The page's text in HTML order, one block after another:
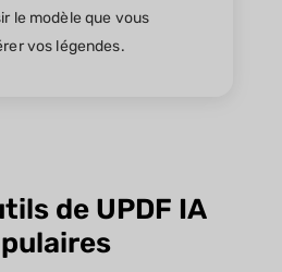
le modèle que vous
vos légendes.
de UPDF IA